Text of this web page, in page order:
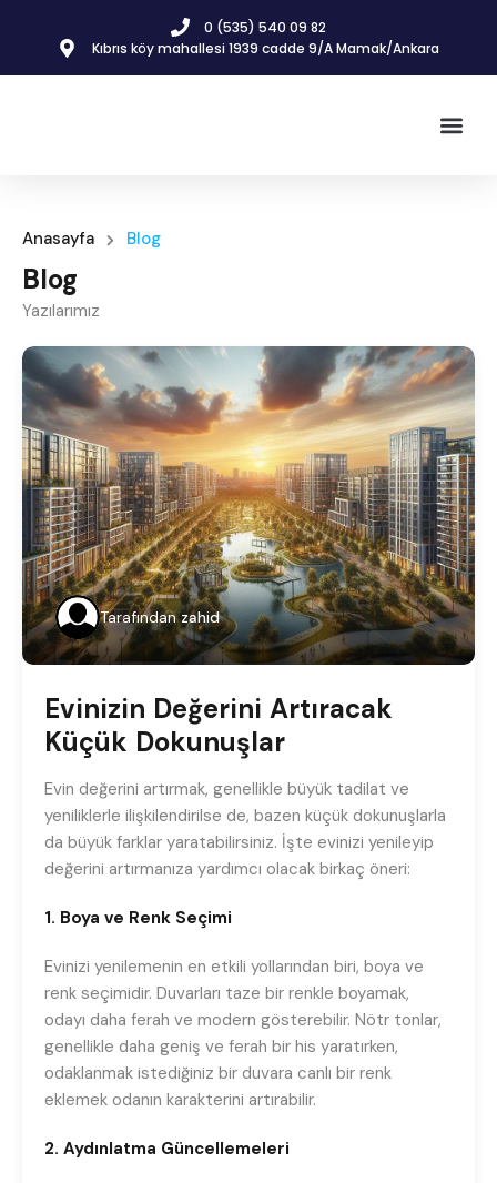
0 (535) 540 09 82
Kıbrıs köy mahallesi 1939 cadde 9/A Mamak/Ankara
Anasayfa Blog
Blog
Yazılarımız
Tarafından zahid
Evinizin Değerini Artıracak
Küçük Dokunuşlar
Evin değerini artırmak, genellikle büyük tadilat ve
yeniliklerle ilişkilendirilse de, bazen küçük dokunuşlarla
da büyük farklar yaratabilirsiniz. İşte evinizi yenileyip
değerini artırmanıza yardımcı olacak birkaç öneri:
1. Boya ve Renk Seçimi
Evinizi yenilemenin en etkili yollarından biri, boya ve
renk seçimidir. Duvarları taze bir renkle boyamak,
odayı daha ferah ve modern gösterebilir. Nötr tonlar,
genellikle daha geniş ve ferah bir his yaratırken,
odaklanmak istediğiniz bir duvara canlı bir renk
eklemek odanın karakterini artırabilir.
2. Aydınlatma Güncellemeleri